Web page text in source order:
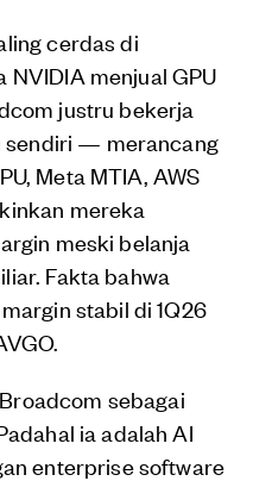
cerdas di
menjual GPU
justru bekerja
sendiri — merancang
Meta MTIA, AWS
mereka
meski belanja
Fakta bahwa
stabil di 1Q26
sebagai
ia adalah AI
enterprise software